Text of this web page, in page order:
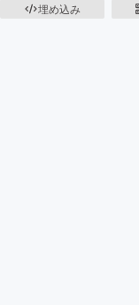
埋め込み